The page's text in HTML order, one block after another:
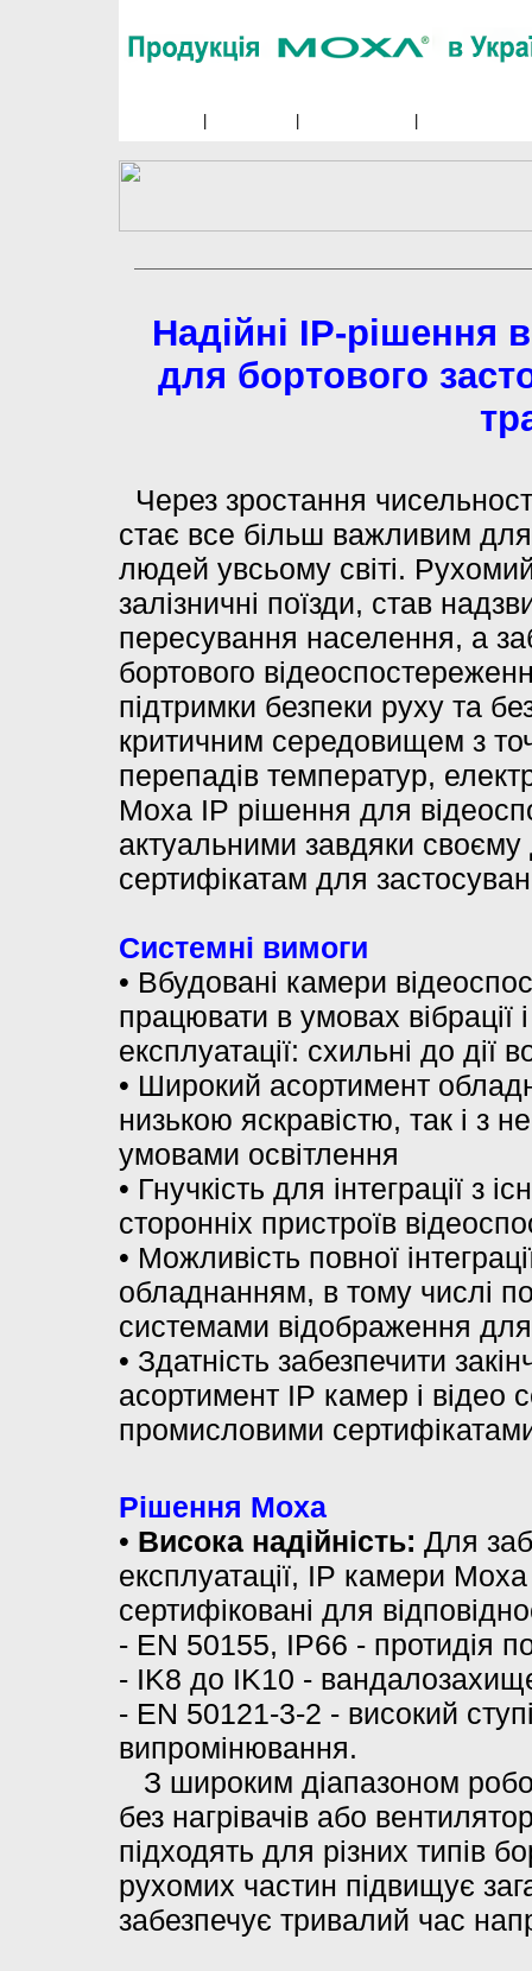
Надійні IP-рішення
для бортового
Через зростання
стає все більш важливим
людей у ​​всьому світі.
залізничні поїзди, став
пересування населення, а
бортового
підтримки безпеки руху та
критичним середовищем з
перепадів температур,
Moxa IP рішення для
актуальними завдяки своєму
сертифікатам для
Системні вимоги
• Вбудовані камери
працювати в умовах вібрації
експлуатації: схильні до дії
• Широкий асортимент
низькою яскравістю, так і з
умовами освітлення
• Гнучкість для інтеграції з
сторонніх пристроїв
• Можливість повної
обладнанням, в тому числі
системами відображення для
• Здатність забезпечити
асортимент IP камер і відео
промисловими
Рішення Moxa
• Висока надійність: Для
експлуатації, IP камери
сертифіковані для
- EN 50155, IP66 - протидія
- IK8 до IK10 -
- EN 50121-3-2 - високий
випромінювання.
З широким діапазоном
без нагрівачів або
підходять для різних типів
рухомих частин підвищує
забезпечує тривалий час